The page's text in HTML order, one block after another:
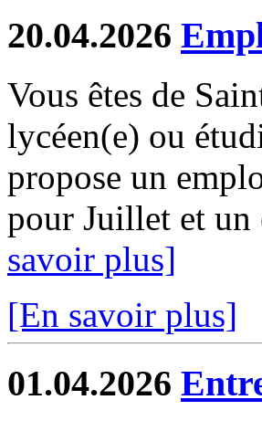
20.04.2026
Vous êtes de
lycéen(e) ou
propose un
pour Juillet et
savoir plus]
[En savoir plus]
01.04.2026